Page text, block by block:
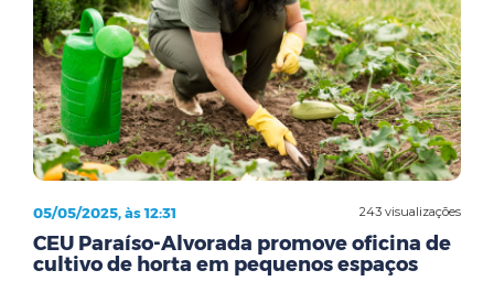
243 visualizações
05/05/2025, às 12:31
CEU Paraíso-Alvorada promove oficina de
cultivo de horta em pequenos espaços